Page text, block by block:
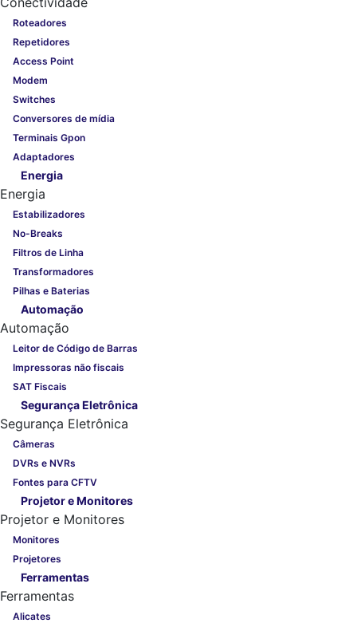
Roteadores
Repetidores
Access Point
Modem
Switches
Conversores de mídia
Terminais Gpon
Adaptadores
Energia
Energia
Estabilizadores
No-Breaks
Filtros de Linha
Transformadores
Pilhas e Baterias
Automação
Automação
Leitor de Código de Barras
Impressoras não fiscais
SAT Fiscais
Segurança Eletrônica
Segurança Eletrônica
Câmeras
DVRs e NVRs
Fontes para CFTV
Projetor e Monitores
Projetor e Monitores
Monitores
Projetores
Ferramentas
Ferramentas
Alicates